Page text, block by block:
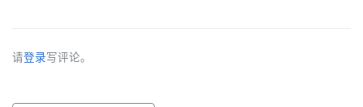
请登录写评论。